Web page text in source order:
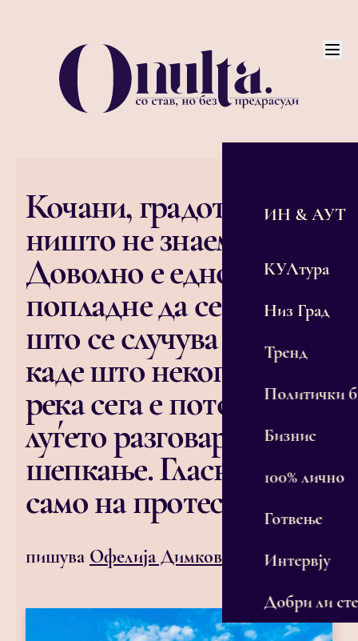
ИН & АУТ
КУЛтура
Низ Град
Тренд
Политички
Бизнис
100% лично
Готвење
Интервју
Добри ли
Кочани, градот за кој
ништо не знаеме.
Доволно е едно
попладне да се сфати
што се случува таму
каде што некогашната
река сега е поток, а
луѓето разговараат со
шепкање. Гласни се
само на протестите
пишува Офелија Димковска